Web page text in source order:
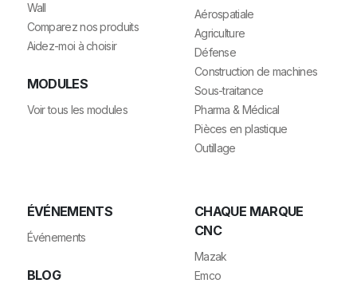
Wall
Comparez nos produits
Aidez-moi à choisir
MODULES
Voir tous les modules
Aérospatiale
Agriculture
Défense
Construction de machines
Sous-traitance
Pharma & Médical
Pièces en plastique
Outillage
ÉVÉNEMENTS
Événements
BLOG
CHAQUE MARQUE
CNC
Mazak
Emco